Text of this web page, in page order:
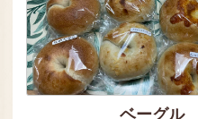
ベーグル